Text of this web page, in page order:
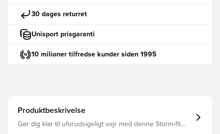
30 dages returret
Unisport prisgaranti
10 milioner tilfredse kunder siden 1995
Produktbeskrivelse
Gør dig klar til uforudsigeligt vejr med denne Storm-fit